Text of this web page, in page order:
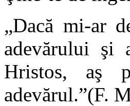
„Dacă mi-ar
adevărului
Hristos, aş
adevărul.”(F.